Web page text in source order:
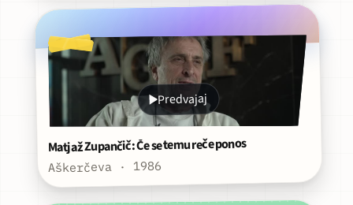
Predvajaj
Matjaž Zupančič: Če se temu reče ponos
Aškerčeva · 1986